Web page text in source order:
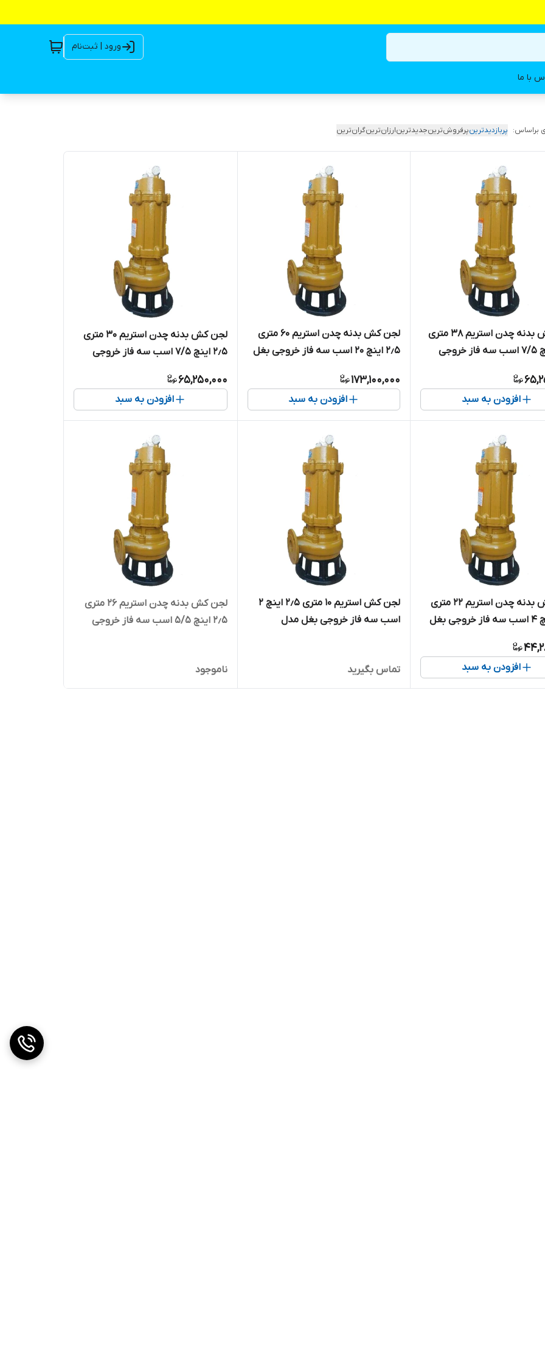
ورود | ثبت‌نام
با ما
براساس: پربازدیدترینپرفروش‌ترینجدیدترینارزان‌ترینگران‌ترین
لجن کش بدنه چدن استریم 38 متری
۲٫۵ اینچ 7/5 اسب سه فاز خروجی
افزودن به سبد
لجن کش بدنه چدن استریم 60 متری
۲٫۵ اینچ 20 اسب سه فاز خروجی بغل
173,100,000
افزودن به سبد
لجن کش بدنه چدن استریم 30 متری
۲٫۵ اینچ 7/5 اسب سه فاز خروجی
65,250,000
افزودن به سبد
لجن کش بدنه چدن استریم 22 متری
۲٫۵ اینچ 4 اسب سه فاز خروجی بغل
افزودن به سبد
لجن کش استریم 10 متری ۲٫۵ اینچ ۲
اسب سه فاز خروجی بغل مدل
تماس بگیرید
لجن کش بدنه چدن استریم 26 متری
۲٫۵ اینچ 5/5 اسب سه فاز خروجی
ناموجود